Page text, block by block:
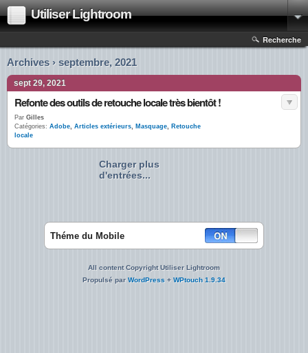
Utiliser Lightroom
Recherche
Archives › septembre, 2021
sept 29, 2021
Refonte des outils de retouche locale très bientôt !
Par Gilles
Catégories: Adobe, Articles extérieurs, Masquage, Retouche
locale
Charger plus
d'entrées...
Théme du Mobile
All content Copyright Utiliser Lightroom
Propulsé parWordPress + WPtouch 1.9.34